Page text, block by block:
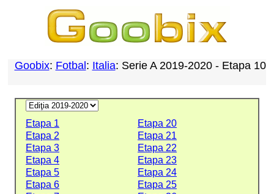
Goobix: Fotbal : Italia: Serie A 2019-2020 - Etapa 10
Etapa 1
Etapa 20
Etapa 2
Etapa 21
Etapa 3
Etapa 22
Etapa 4
Etapa 23
Etapa 5
Etapa 24
Etapa 6
Etapa 25